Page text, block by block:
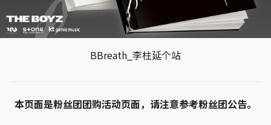
BBreath_李柱延个站
本页面是粉丝团团购活动页面，请注意参考粉丝团公告。